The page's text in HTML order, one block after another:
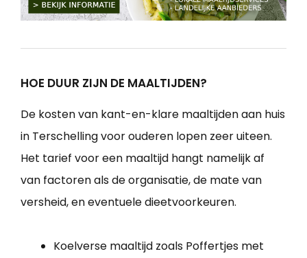
HOE DUUR ZIJN DE MAALTIJDEN?
De kosten van kant-en-klare maaltijden aan huis
in Terschelling voor ouderen lopen zeer uiteen.
Het tarief voor een maaltijd hangt namelijk af
van factoren als de organisatie, de mate van
versheid, en eventuele dieetvoorkeuren.
Koelverse maaltijd zoals Poffertjes met